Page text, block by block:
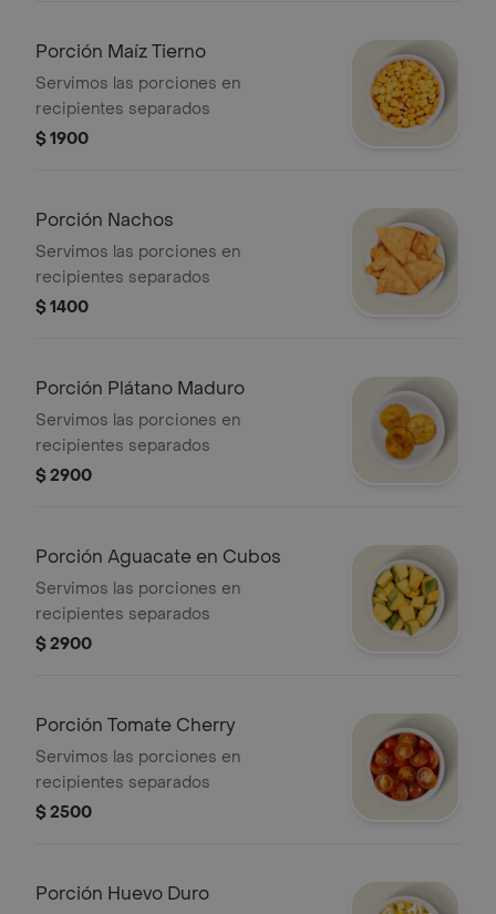
Porción Maíz Tierno
Servimos las porciones en
recipientes separados
$ 1900
Porción Nachos
Servimos las porciones en
recipientes separados
$ 1400
Porción Plátano Maduro
Servimos las porciones en
recipientes separados
$ 2900
Porción Aguacate en Cubos
Servimos las porciones en
recipientes separados
$ 2900
Porción Tomate Cherry
Servimos las porciones en
recipientes separados
$ 2500
Porción Huevo Duro